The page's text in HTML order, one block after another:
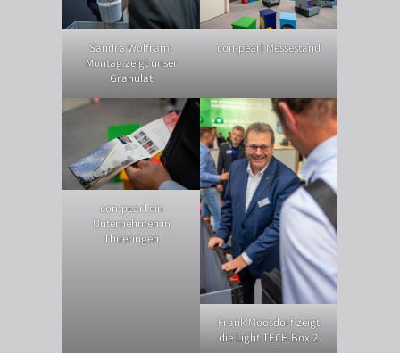
Sandra Wolfram-
Montag zeigt unser
Granulat
con-pearl Messestand
con-pearl ein
Unternehmen in
Thueringen
Frank Moosdorf zeigt
die Light TECH Box 2